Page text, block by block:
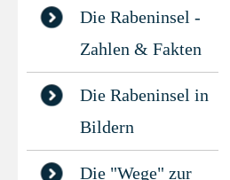
Die Rabeninsel -
Zahlen & Fakten
Die Rabeninsel in
Bildern
Die "Wege" zur